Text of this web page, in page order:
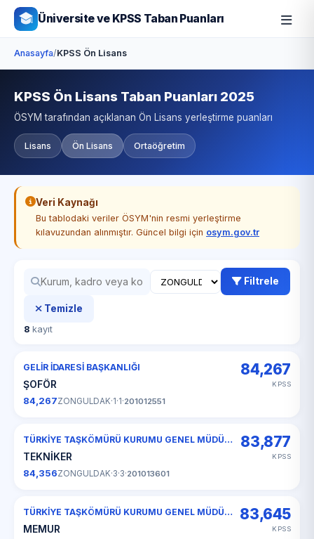
Üniversite ve KPSS Taban Puanları
Anasayfa/KPSS Ön Lisans
KPSS Ön Lisans Taban Puanları 2025
ÖSYM tarafından açıklanan Ön Lisans yerleştirme puanları
Lisans Ön Lisans Ortaöğretim
Veri Kaynağı
Bu tablodaki veriler ÖSYM'nin resmi yerleştirme
kılavuzundan alınmıştır. Güncel bilgi için osym.gov.tr
Filtrele
Temizle
8 kayıt
GELİR İDARESİ BAŞKANLIĞI
ŞOFÖR
84,267
KPSS
84,267ZONGULDAK·1·1·201012551
TÜRKİYE TAŞKÖMÜRÜ KURUMU GENEL MÜDÜRLÜĞÜ
TEKNİKER
83,877
KPSS
84,356ZONGULDAK·3·3·201013601
TÜRKİYE TAŞKÖMÜRÜ KURUMU GENEL MÜDÜRLÜĞÜ
MEMUR
83,645
KPSS